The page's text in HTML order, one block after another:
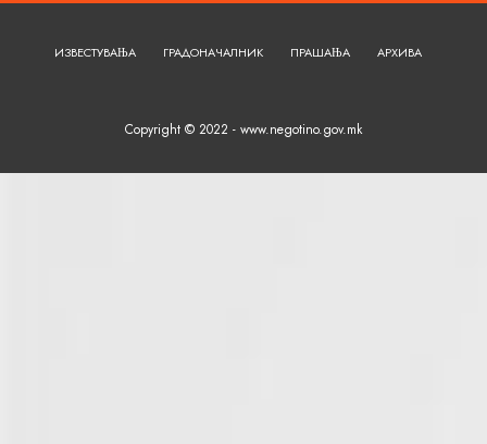
ИЗВЕСТУВАЊА ГРАДОНАЧАЛНИК ПРАШАЊА АРХИВА
Copyright © 2022 - www.negotino.gov.mk